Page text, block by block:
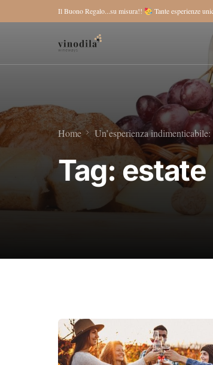
Il Buono Regalo...su misura!! Tante esperienze
Home Un’esperienza
Tag:estate